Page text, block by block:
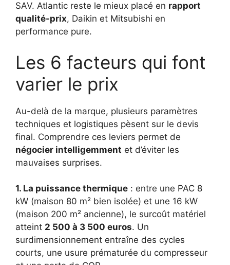
SAV. Atlantic reste le mieux placé en rapport
qualité-prix, Daikin et Mitsubishi en
performance pure.
Les 6 facteurs qui font
varier le prix
Au-delà de la marque, plusieurs paramètres
techniques et logistiques pèsent sur le devis
final. Comprendre ces leviers permet de
négocier intelligemment et d’éviter les
mauvaises surprises.
1. La puissance thermique : entre une PAC 8
kW (maison 80 m² bien isolée) et une 16 kW
(maison 200 m² ancienne), le surcoût matériel
atteint 2 500 à 3 500 euros. Un
surdimensionnement entraîne des cycles
courts, une usure prématurée du compresseur